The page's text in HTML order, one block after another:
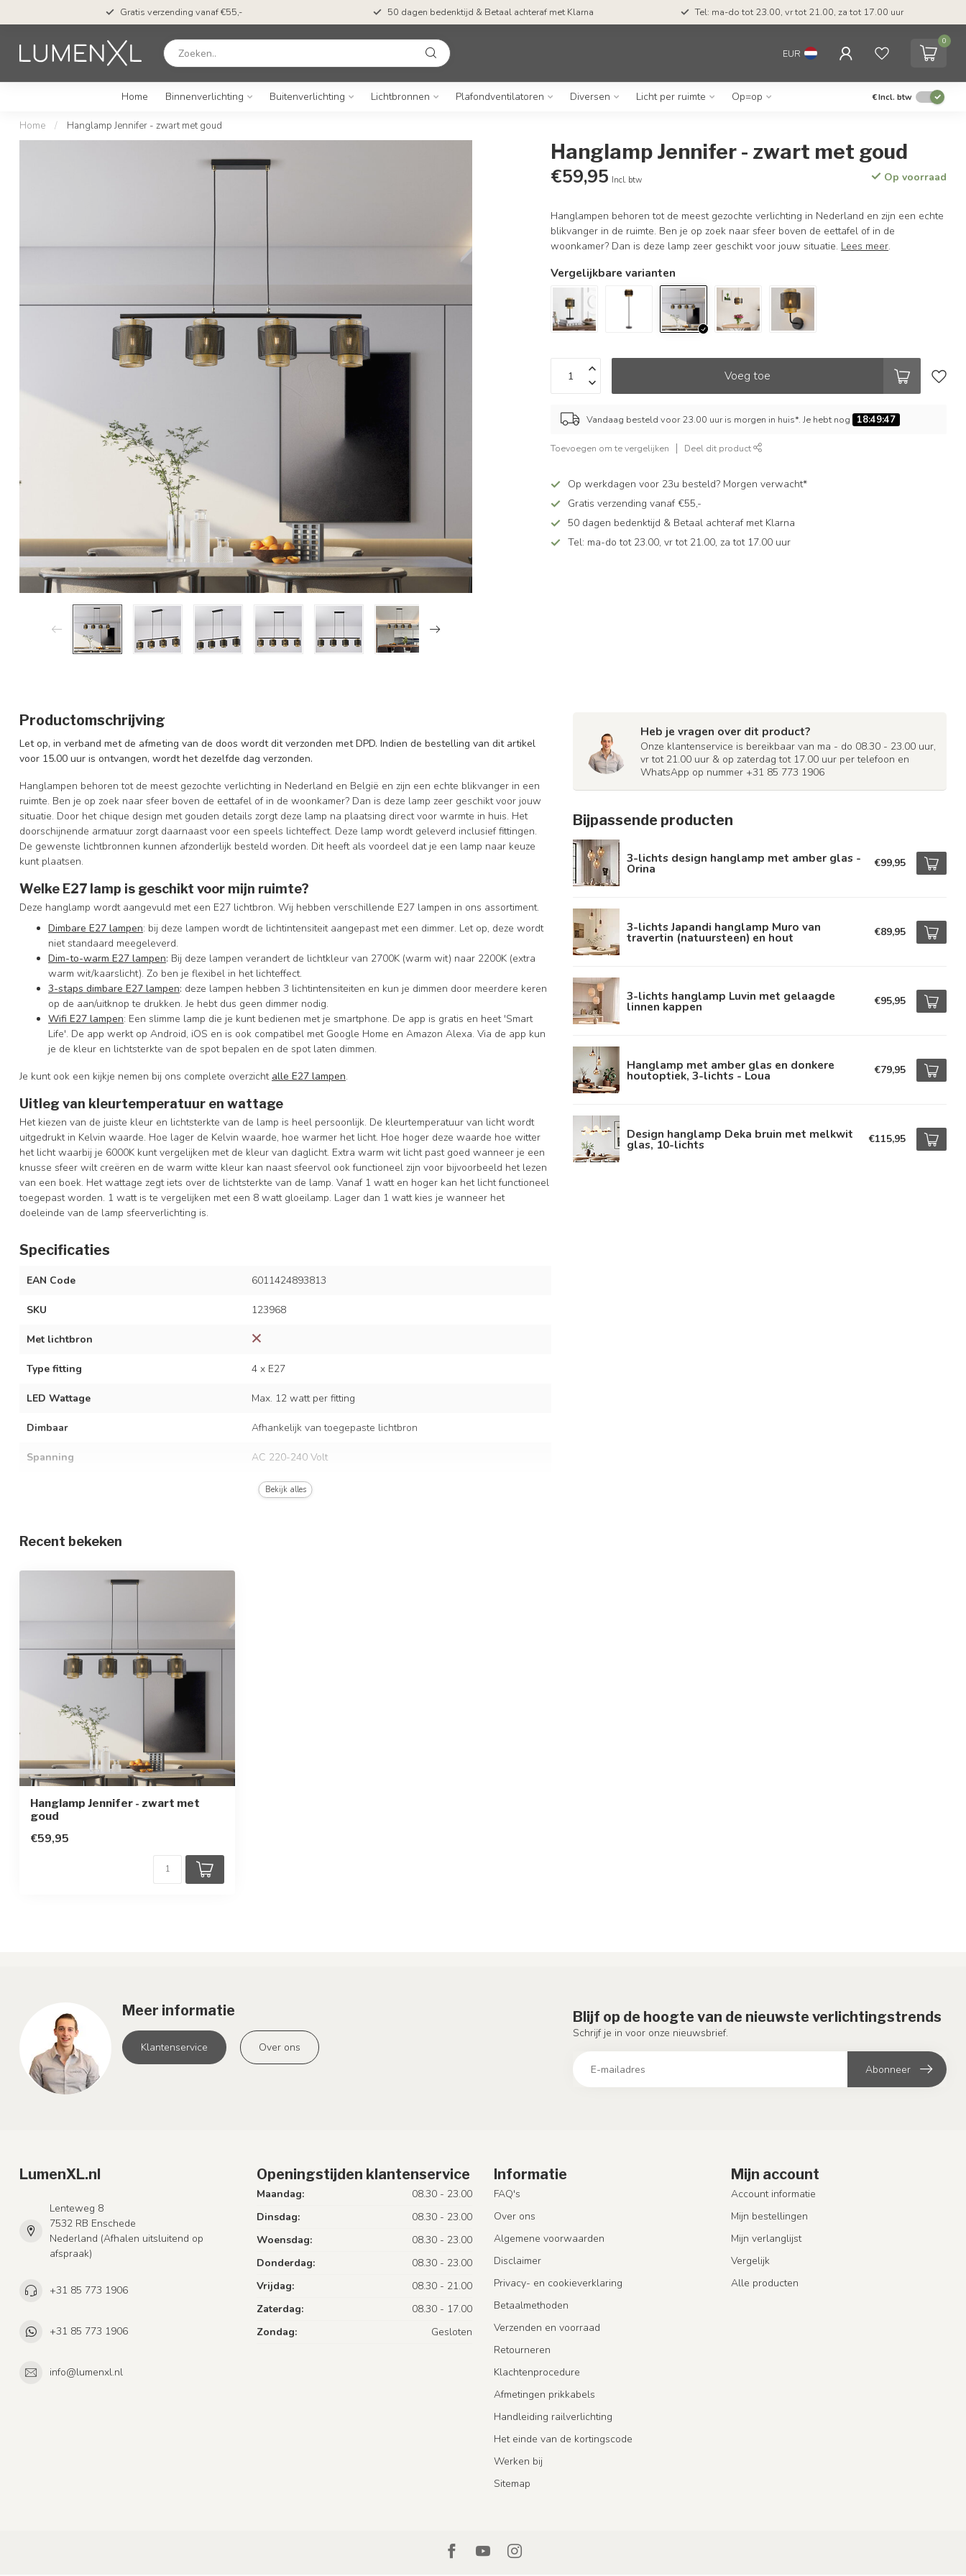
Gratis verzending vanaf €55,- 50 dagen bedenktijd & Betaal achteraf met Klarna Tel: ma-do tot 23.00, vr tot 21.00, za tot 17.00 uur
EUR
0
Home Binnenverlichting Buitenverlichting Lichtbronnen Plafondventilatoren Diversen Licht per ruimte Op=op €Incl. btw
Home / Hanglamp Jennifer - zwart met goud
Hanglamp Jennifer - zwart met goud
€59,95 Incl. btw Op voorraad
Hanglampen behoren tot de meest gezochte verlichting in Nederland en zijn een echte
blikvanger in de ruimte. Ben je op zoek naar sfeer boven de eettafel of in de
woonkamer? Dan is deze lamp zeer geschikt voor jouw situatie. Lees meer.
Vergelijkbare varianten
Voeg toe
Vandaag besteld voor 23.00 uur is morgen in huis*. Je hebt nog 18:49:46
Toevoegen om te vergelijken Deel dit product
Op werkdagen voor 23u besteld? Morgen verwacht*
Gratis verzending vanaf €55,-
50 dagen bedenktijd & Betaal achteraf met Klarna
Tel: ma-do tot 23.00, vr tot 21.00, za tot 17.00 uur
Productomschrijving
Let op, in verband met de afmeting van de doos wordt dit verzonden met DPD. Indien de bestelling van dit artikel
voor 15.00 uur is ontvangen, wordt het dezelfde dag verzonden.
Hanglampen behoren tot de meest gezochte verlichting in Nederland en België en zijn een echte blikvanger in een
ruimte. Ben je op zoek naar sfeer boven de eettafel of in de woonkamer? Dan is deze lamp zeer geschikt voor jouw
situatie. Door het chique design met gouden details zorgt deze lamp na plaatsing direct voor warmte in huis. Het
doorschijnende armatuur zorgt daarnaast voor een speels lichteffect. Deze lamp wordt geleverd inclusief fittingen.
De gewenste lichtbronnen kunnen afzonderlijk besteld worden. Dit heeft als voordeel dat je een lamp naar keuze
kunt plaatsen.
Welke E27 lamp is geschikt voor mijn ruimte?
Deze hanglamp wordt aangevuld met een E27 lichtbron. Wij hebben verschillende E27 lampen in ons assortiment.
Dimbare E27 lampen: bij deze lampen wordt de lichtintensiteit aangepast met een dimmer. Let op, deze wordt
niet standaard meegeleverd.
Dim-to-warm E27 lampen: Bij deze lampen verandert de lichtkleur van 2700K (warm wit) naar 2200K (extra
warm wit/kaarslicht). Zo ben je flexibel in het lichteffect.
3-staps dimbare E27 lampen: deze lampen hebben 3 lichtintensiteiten en kun je dimmen door meerdere keren
op de aan/uitknop te drukken. Je hebt dus geen dimmer nodig.
Wifi E27 lampen: Een slimme lamp die je kunt bedienen met je smartphone. De app is gratis en heet 'Smart
Life'. De app werkt op Android, iOS en is ook compatibel met Google Home en Amazon Alexa. Via de app kun
je de kleur en lichtsterkte van de spot bepalen en de spot laten dimmen.
Je kunt ook een kijkje nemen bij ons complete overzicht alle E27 lampen.
Uitleg van kleurtemperatuur en wattage
Het kiezen van de juiste kleur en lichtsterkte van de lamp is heel persoonlijk. De kleurtemperatuur van licht wordt
uitgedrukt in Kelvin waarde. Hoe lager de Kelvin waarde, hoe warmer het licht. Hoe hoger deze waarde hoe witter
het licht waarbij je 6000K kunt vergelijken met de kleur van daglicht. Extra warm wit licht past goed wanneer je een
knusse sfeer wilt creëren en de warm witte kleur kan naast sfeervol ook functioneel zijn voor bijvoorbeeld het lezen
van een boek. Het wattage zegt iets over de lichtsterkte van de lamp. Vanaf 1 watt en hoger kan het licht functioneel
toegepast worden. 1 watt is te vergelijken met een 8 watt gloeilamp. Lager dan 1 watt kies je wanneer het
doeleinde van de lamp sfeerverlichting is.
Specificaties
EAN Code 6011424893813
SKU 123968
Met lichtbron
Type fitting 4 x E27
LED Wattage Max. 12 watt per fitting
Dimbaar Afhankelijk van toegepaste lichtbron
Spanning AC 220-240 Volt
50/60 Hz
Materiaal
Afmetingen
Beschermingsgraad
Beschermingsklasse
Bekijk alles
Heb je vragen over dit product?
Onze klantenservice is bereikbaar van ma - do 08.30 - 23.00 uur,
vr tot 21.00 uur & op zaterdag tot 17.00 uur per telefoon en
WhatsApp op nummer +31 85 773 1906
Bijpassende producten
3-lichts design hanglamp met amber glas -
Orina €99,95
3-lichts Japandi hanglamp Muro van
travertin (natuursteen) en hout €89,95
3-lichts hanglamp Luvin met gelaagde
linnen kappen €95,95
Hanglamp met amber glas en donkere
houtoptiek, 3-lichts - Loua €79,95
Design hanglamp Deka bruin met melkwit
glas, 10-lichts €115,95
Recent bekeken
Hanglamp Jennifer - zwart met
goud
€59,95
Meer informatie
Klantenservice Over ons
Blijf op de hoogte van de nieuwste verlichtingstrends
Schrijf je in voor onze nieuwsbrief.
Abonneer
LumenXL.nl
Lenteweg 8
7532 RB Enschede
Nederland (Afhalen uitsluitend op
afspraak)
+31 85 773 1906
+31 85 773 1906
info@lumenxl.nl
Openingstijden klantenservice
Maandag:
08.30 - 23.00
Dinsdag:
08.30 - 23.00
Woensdag:
08.30 - 23.00
Donderdag:
08.30 - 23.00
Vrijdag:
08.30 - 21.00
Zaterdag:
08.30 - 17.00
Zondag:
Gesloten
Informatie
FAQ's
Over ons
Algemene voorwaarden
Disclaimer
Privacy- en cookieverklaring
Betaalmethoden
Verzenden en voorraad
Retourneren
Klachtenprocedure
Afmetingen prikkabels
Handleiding railverlichting
Het einde van de kortingscode
Werken bij
Sitemap
Mijn account
Account informatie
Mijn bestellingen
Mijn verlanglijst
Vergelijk
Alle producten